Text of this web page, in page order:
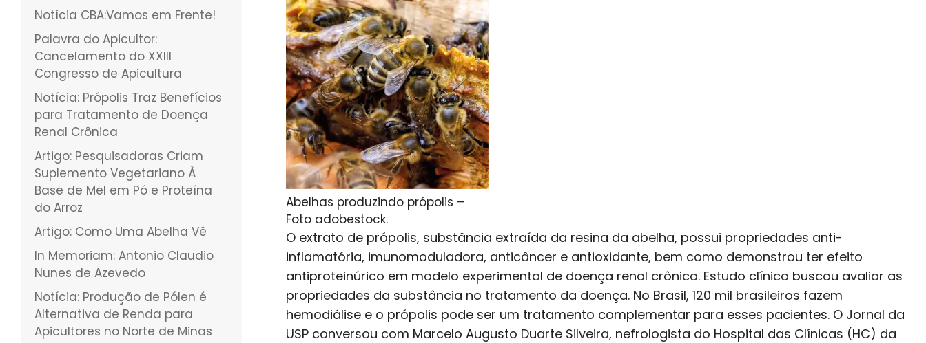
Notícia CBA:Vamos em Frente!
Palavra do Apicultor:
Cancelamento do XXIII
Congresso de Apicultura
Notícia: Própolis Traz Benefícios
para Tratamento de Doença
Renal Crônica
Artigo: Pesquisadoras Criam
Suplemento Vegetariano À
Base de Mel em Pó e Proteína
do Arroz
Artigo: Como Uma Abelha Vê
In Memoriam: Antonio Claudio
Nunes de Azevedo
Notícia: Produção de Pólen é
Alternativa de Renda para
Apicultores no Norte de Minas
Abelhas produzindo própolis –
Foto adobestock.
O extrato de própolis, substância extraída da resina da abelha, possui propriedades anti-
inflamatória, imunomoduladora, anticâncer e antioxidante, bem como demonstrou ter efeito
antiproteinúrico em modelo experimental de doença renal crônica. Estudo clínico buscou avaliar as
propriedades da substância no tratamento da doença. No Brasil, 120 mil brasileiros fazem
hemodiálise e o própolis pode ser um tratamento complementar para esses pacientes. O Jornal da
USP conversou com Marcelo Augusto Duarte Silveira, nefrologista do Hospital das Clínicas (HC) da